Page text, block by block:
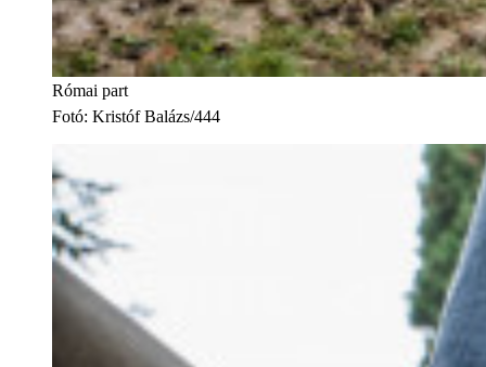
Római part
Fotó: Kristóf Balázs/444